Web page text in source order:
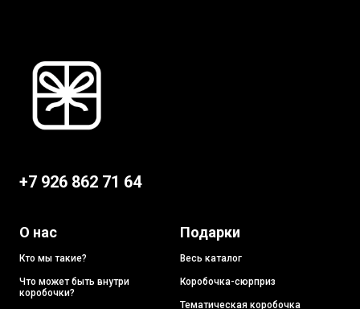
+7 926 862 71 64
О нас
Кто мы такие?
Что может быть внутри
коробочки?
Подарки
Весь каталог
Коробочка-сюрприз
Тематическая коробочка